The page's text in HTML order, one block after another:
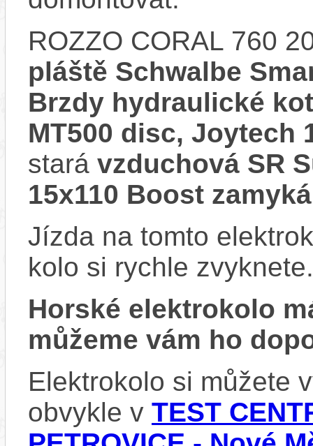
ROZZO CORAL 760
pláště Schwalbe
Brzdy hydraulické
MT500 disc, Joytech
stará vzduchová SR
15x110 Boost
Jízda na tomto
kolo si rychle zvyknete.
Horské elektrokolo
můžeme vám ho
Elektrokolo si můžete
obvykle v TEST